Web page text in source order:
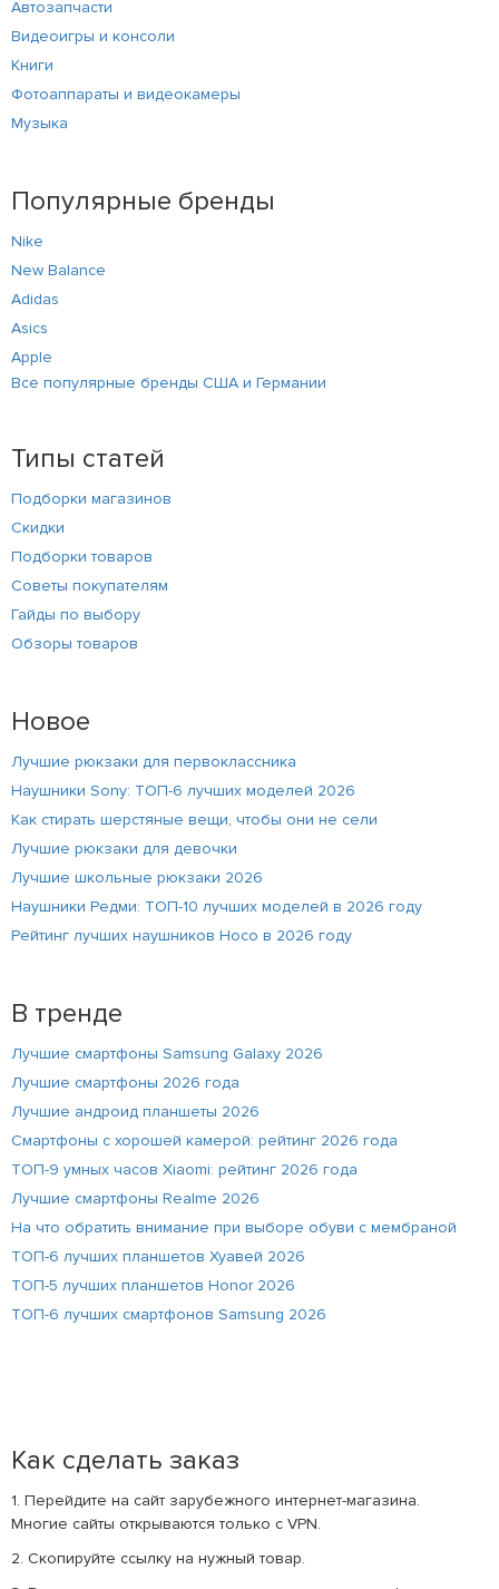
Автозапчасти
Видеоигры и консоли
Книги
Фотоаппараты и видеокамеры
Музыка
Популярные бренды
Nike
New Balance
Adidas
Asics
Apple
Все популярные бренды США и Германии
Типы статей
Подборки магазинов
Скидки
Подборки товаров
Советы покупателям
Гайды по выбору
Обзоры товаров
Новое
Лучшие рюкзаки для первоклассника
Наушники Sony: ТОП-6 лучших моделей 2026
Как стирать шерстяные вещи, чтобы они не сели
Лучшие рюкзаки для девочки
Лучшие школьные рюкзаки 2026
Наушники Редми: ТОП-10 лучших моделей в 2026 году
Рейтинг лучших наушников Hoco в 2026 году
В тренде
Лучшие смартфоны Samsung Galaxy 2026
Лучшие смартфоны 2026 года
Лучшие андроид планшеты 2026
Смартфоны с хорошей камерой: рейтинг 2026 года
ТОП-9 умных часов Xiaomi: рейтинг 2026 года
Лучшие смартфоны Realme 2026
На что обратить внимание при выборе обуви с мембраной
ТОП-6 лучших планшетов Хуавей 2026
ТОП-5 лучших планшетов Honor 2026
ТОП-6 лучших смартфонов Samsung 2026
Как сделать заказ
1. Перейдите на сайт зарубежного интернет-магазина.
Многие сайты открываются только с VPN.
2. Скопируйте ссылку на нужный товар.